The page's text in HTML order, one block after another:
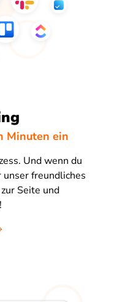
Minuten ein
Und wenn du
freundliches
Seite und